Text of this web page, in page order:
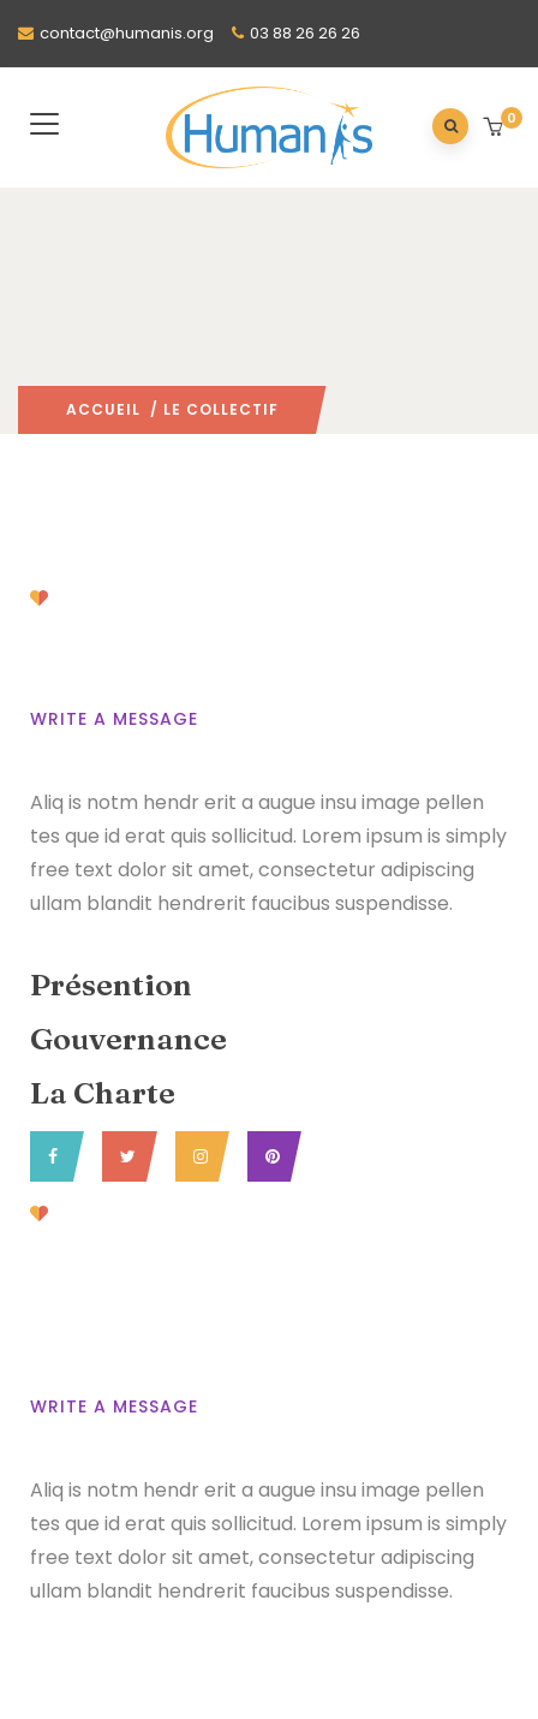
contact@humanis.org 03 88 26 26 26
0
ACCUEIL / LE COLLECTIF
WRITE A MESSAGE
Aliq is notm hendr erit a augue insu image pellen
tes que id erat quis sollicitud. Lorem ipsum is simply
free text dolor sit amet, consectetur adipiscing
ullam blandit hendrerit faucibus suspendisse.
Présention
Gouvernance
La Charte
WRITE A MESSAGE
Aliq is notm hendr erit a augue insu image pellen
tes que id erat quis sollicitud. Lorem ipsum is simply
free text dolor sit amet, consectetur adipiscing
ullam blandit hendrerit faucibus suspendisse.